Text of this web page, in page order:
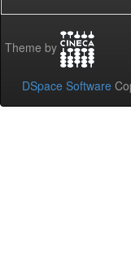
Theme by
DSpace Software